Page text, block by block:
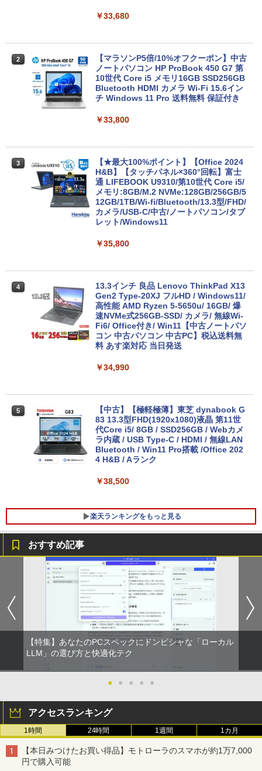
￥14,990
【2026年アップグレード版】AOKIMI ワイヤ
軽量 ブルートゥースHi-Fi 最大36時間再生 ぶ
学/WEB会議(ホワイト)
￥1,964
Xiaomi シャオミ REDMI Buds 8 Lite ワイヤ
レスイヤホン Bluetooth 5.4 ノイズキャンセ
On My Road (Stadium ver.)
￥250
BUGS LIFE
￥250
￥1,117
強炭酸水 ペットボトル 500ミリリットル (Sm
コカ・コーラ やかんの麦茶 from 爽健美茶 ラ
ベルレス 650mlPET×24本
￥2,009
￥594
HUNTER×HUNTER モノクロ版 39 (ジャンプ
スーパーの裏でヤニ吸うふたり 9巻 (デジタル
版ビッグガンガンコミックス)
￥810
￥33,680
2
【マラソンP5倍/10%オフクーポン】中古
ノートパソコン HP ProBook 450 G7 第
10世代 Core i5 メモリ16GB SSD256GB
Bluetooth HDMI カメラ Wi-Fi 15.6イン
チ Windows 11 Pro 送料無料 保証付き
￥33,800
3
【★最大100%ポイント】【Office 2024
H&B】【タッチパネル×360°回転】富士
通 LIFEBOOK U9310/第10世代 Core i5/
メモリ:8GB/M.2 NVMe:128GB/256GB/5
12GB/1TB/Wi-fi/Bluetooth/13.3型/FHD/
カメラ/USB-C/中古/ノートパソコン/タブ
レット/Windows11
￥35,800
4
13.3インチ 良品 Lenovo ThinkPad X13
Gen2 Type-20XJ フルHD / Windows11/
高性能 AMD Ryzen 5-5650u/ 16GB/ 爆
速NVMe式256GB-SSD/ カメラ/ 無線Wi-
Fi6/ Office付き/ Win11【中古ノートパソ
コン 中古パソコン 中古PC】税込送料無
料 あす楽対応 当日発送
￥34,990
5
【中古】【極軽極薄】東芝 dynabook G
83 13.3型FHD(1920x1080)液晶 第11世
代Core i5/ 8GB / SSD256GB / Webカメ
ラ内蔵 / USB Type-C / HDMI / 無線LAN
Bluetooth / Win11 Pro搭載 /Office 202
4 H&B / Aランク
￥38,500
楽天ランキングをもっと見る
HP EliteDesk800 G4 SFF オフィス付き
Corei5-8500 / メモリ16GB / HDD500GB
windows11 Pro 中古 デスクトップパソ
コン オプション変更可能（ 32GB / 64G
B / M.2 SSD 512GB~1TB Windows10 O
S 選択可能）
￥28,800
Mouse Computer MPro-S230【第11世
D256GB/Win11Pro/HDMI/DP/MousePr
o】【中古/送料無料】※沖縄・離島を除
く
￥34,980
DELL デル・テクノロジーズ Dell Pro 2
3.8 ディスプレイ E2425HM 【法人限
定】【NE直】
￥12,700
Yoothi 互換品 11.6インチ ASUS B1100
R1100F BR1100FKA B1100FKA-BP135
4XA B1100FKA-BP0402RA 対応 1366x7
チスクリーン タッチ機能付き液晶パネル
修理交換用液晶タッチパネル ベゼル付き
￥13,800
角川まんが学習シリーズ 世界の歴史
全20巻定番セット [ 羽田 正 ]
￥24,200
途上の王国 一号線を北上せよ モロッ
コ天涯編 [ 沢木耕太郎 ]
￥2,310
3
魔女と傭兵（9） 【電子書籍】[ 宮木真人
]
￥792
おすすめ記事
【特集】あなたのPCスペックにドンピシャな「ローカル
LLM」の選び方と快適化テク
● ● ● ● ●
アクセスランキング
1時間 24時間 1週間 1カ月
【本日みつけたお買い得品】モトローラのスマホが約1万7,000
円で購入可能